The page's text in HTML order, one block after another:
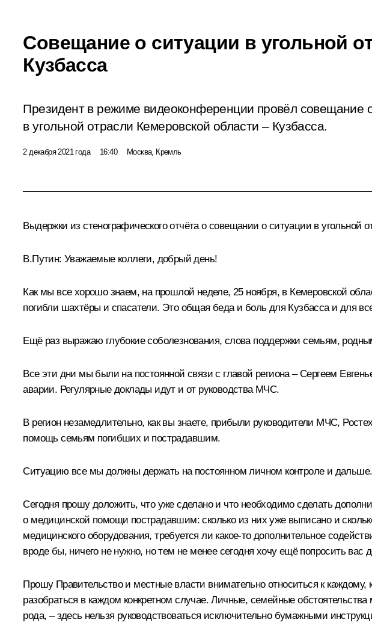
Совещание о ситуации в угольной
Кузбасса
Президент в режиме видеоконференции провёл совещание
в угольной отрасли Кемеровской области – Кузбасса.
2 декабря 2021 года 16:40 Москва, Кремль
Выдержки из стенографического отчёта о совещании о ситуации в угольной
В.Путин: Уважаемые коллеги, добрый день!
Как мы все хорошо знаем, на прошлой неделе, 25 ноября, в Кемеровской
погибли шахтёры и спасатели. Это общая беда и боль для Кузбасса и для
Ещё раз выражаю глубокие соболезнования, слова поддержки семьям,
Все эти дни мы были на постоянной связи с главой региона – Сергеем
аварии. Регулярные доклады идут и от руководства МЧС.
В регион незамедлительно, как вы знаете, прибыли руководители МЧС,
помощь семьям погибших и пострадавшим.
Ситуацию все мы должны держать на постоянном личном контроле и дальше.
Сегодня прошу доложить, что уже сделано и что необходимо сделать
о медицинской помощи пострадавшим: сколько из них уже выписано и
медицинского оборудования, требуется ли какое-то дополнительное
вроде бы, ничего не нужно, но тем не менее сегодня хочу ещё попросить вас
Прошу Правительство и местные власти внимательно относиться к
разобраться в каждом конкретном случае. Личные, семейные
рода, – здесь нельзя руководствоваться исключительно бумажными